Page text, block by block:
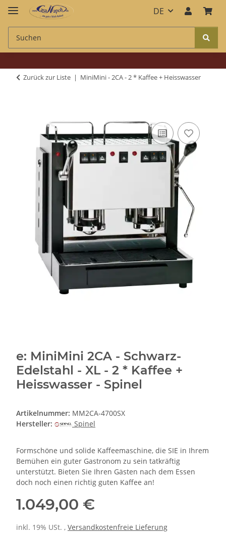
DE
Zurück zur Liste MiniMini - 2CA - 2 * Kaffee + Heisswasser
e: MiniMini 2CA - Schwarz-
Edelstahl - XL - 2 * Kaffee +
Heisswasser - Spinel
Artikelnummer: MM2CA-4700SX
Hersteller:
Spinel
Formschöne und solide Kaffeemaschine, die SIE in Ihrem
Bemühen ein guter Gastronom zu sein tatkräftig
unterstützt. Bieten Sie Ihren Gästen nach dem Essen
doch noch einen richtig guten Kaffee an!
1.049,00 €
inkl. 19% USt. , Versandkostenfreie Lieferung